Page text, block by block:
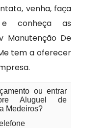
venha, faça
conheça as
Manutenção De
tem a oferecer
ou entrar
Aluguel de
Medeiros?